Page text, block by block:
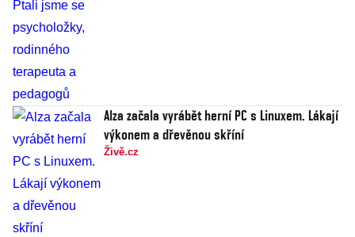
Alza začala vyrábět herní PC s Linuxem. Lákají
výkonem a dřevěnou skříní
Živě.cz